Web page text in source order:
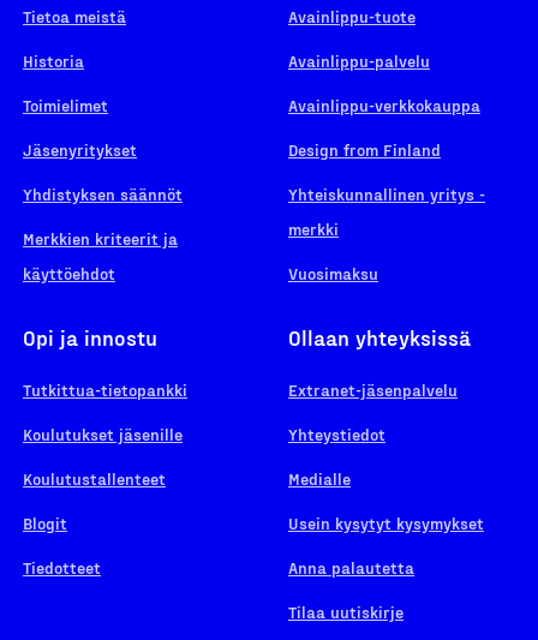
Tietoa meistä
Historia
Toimielimet
Jäsenyritykset
Yhdistyksen säännöt
Merkkien kriteerit ja
käyttöehdot
Avainlippu-tuote
Avainlippu-palvelu
Avainlippu-verkkokauppa
Design from Finland
Yhteiskunnallinen yritys -
merkki
Vuosimaksu
Opi ja innostu
Tutkittua-tietopankki
Koulutukset jäsenille
Koulutustallenteet
Blogit
Tiedotteet
Ollaan yhteyksissä
Extranet-jäsenpalvelu
Yhteystiedot
Medialle
Usein kysytyt kysymykset
Anna palautetta
Tilaa uutiskirje